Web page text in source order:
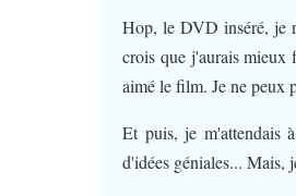
Hop, le DVD inséré, je
crois que j'aurais mieux
aimé le film. Je ne peux
Et puis, je m'attendais
d'idées géniales... Mais,